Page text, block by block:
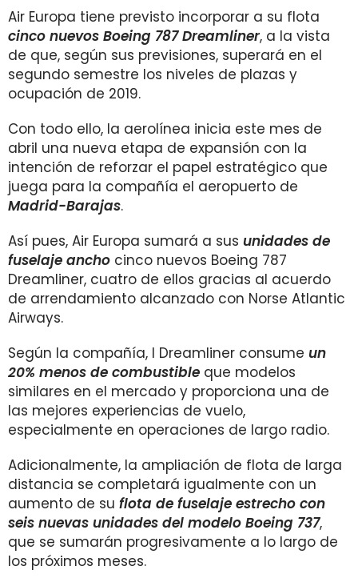
Air Europa tiene previsto incorporar a su flota
cinco nuevos Boeing 787 Dreamliner, a la vista
de que, según sus previsiones, superará en el
segundo semestre los niveles de plazas y
ocupación de 2019.
Con todo ello, la aerolínea inicia este mes de
abril una nueva etapa de expansión con la
intención de reforzar el papel estratégico que
juega para la compañía el aeropuerto de
Madrid-Barajas.
Así pues, Air Europa sumará a sus unidades de
fuselaje ancho cinco nuevos Boeing 787
Dreamliner, cuatro de ellos gracias al acuerdo
de arrendamiento alcanzado con Norse Atlantic
Airways.
Según la compañía, l Dreamliner consume un
20% menos de combustible que modelos
similares en el mercado y proporciona una de
las mejores experiencias de vuelo,
especialmente en operaciones de largo radio.
Adicionalmente, la ampliación de flota de larga
distancia se completará igualmente con un
aumento de su flota de fuselaje estrecho con
seis nuevas unidades del modelo Boeing 737,
que se sumarán progresivamente a lo largo de
los próximos meses.